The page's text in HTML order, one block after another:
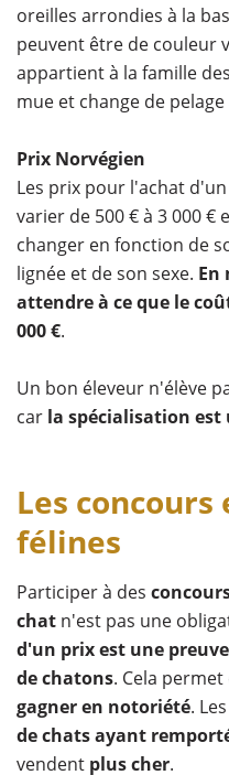
oreilles arrondies à la
peuvent être de couleur
appartient à la famille
mue et change de
Prix Norvégien
Les prix pour l'achat
varier de 500 € à 3 000 €
changer en fonction de
lignée et de son sexe. En
attendre à ce que le
000 €.
Un bon éleveur n'élève
car la spécialisation est
Les
félines
Participer à des
chat n'est pas une
d'un prix est une
de chatons. Cela
gagner en notoriété.
de chats ayant
vendent plus cher.